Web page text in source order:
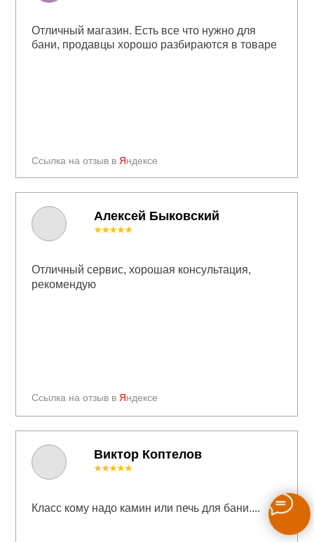
Ссылка на отзыв в Яндексе
Отличный магазин. Есть все что нужно для
бани, продавцы хорошо разбираются в товаре
Алексей Быковский
Ссылка на отзыв в Яндексе
★★★★★
Отличный сервис, хорошая консультация,
рекомендую
★★★★★
Класс кому надо камин или печь для бани....
Виктор Коптелов